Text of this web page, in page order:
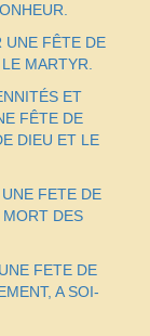
UNE FÊTE DE
MARTYR.
ET
FÊTE DE
DIEU ET LE
FETE DE
MORT DES
FETE DE
A SOI-